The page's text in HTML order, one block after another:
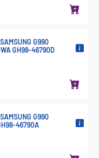
G990
GH98-46790D
G990
46790A